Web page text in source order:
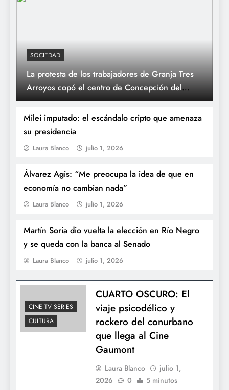
SOCIEDAD
La protesta de los trabajadores de Granja Tres
Arroyos copó el centro de Concepción del
Uruguay
Milei imputado: el escándalo cripto que amenaza
su presidencia
Laura Blanco julio 1, 2026
Álvarez Agis: “Me preocupa la idea de que en
economía no cambian nada”
Laura Blanco julio 1, 2026
Martín Soria dio vuelta la elección en Río Negro
y se queda con la banca al Senado
Laura Blanco julio 1, 2026
CUARTO OSCURO: El viaje psicodélico y
rockero del conurbano que llega al Cine
Gaumont
La casa de la Provincia de Tucumán da
apertura a los festejos del Día de la
CINE TV SERIES
CULTURA
CUARTO OSCURO: El
viaje psicodélico y
rockero del conurbano
que llega al Cine
Gaumont
Laura Blanco
julio 1,
2026
0 5 minutos